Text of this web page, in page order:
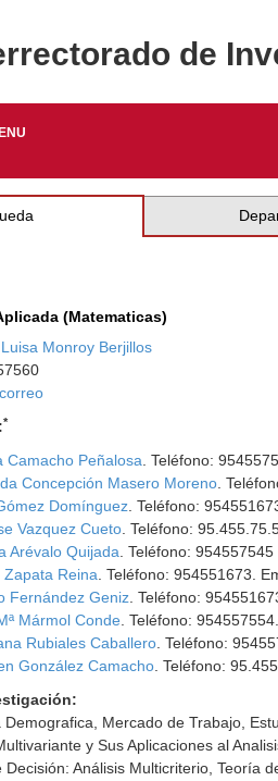
de
(Matematicas)
Luisa Monroy Berjillos
*
Camacho Peñalosa . Teléfono:
Concepción Masero Moreno .
Domínguez . Teléfono:
Vazquez Cueto . Teléfono:
Arévalo Quijada . Teléfono: 954557545
Zapata Reina . Teléfono: 954551673.
Fernández Geniz . Teléfono:
Mármol Conde . Teléfono:
Rubiales Caballero . Teléfono:
González Camacho . Teléfono:
Demografica, Mercado de Trabajo,
y Sus Aplicaciones al
Decisión: Análisis Multicriterio, Teoría